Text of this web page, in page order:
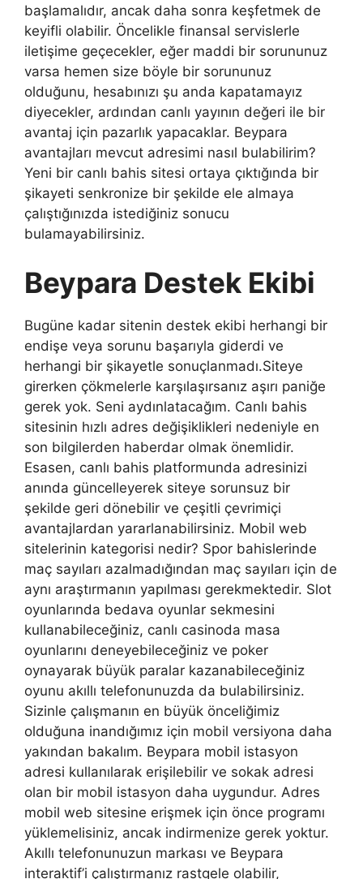
başlamalıdır, ancak daha sonra keşfetmek de
keyifli olabilir. Öncelikle finansal servislerle
iletişime geçecekler, eğer maddi bir sorununuz
varsa hemen size böyle bir sorununuz
olduğunu, hesabınızı şu anda kapatamayız
diyecekler, ardından canlı yayının değeri ile bir
avantaj için pazarlık yapacaklar. Beypara
avantajları mevcut adresimi nasıl bulabilirim?
Yeni bir canlı bahis sitesi ortaya çıktığında bir
şikayeti senkronize bir şekilde ele almaya
çalıştığınızda istediğiniz sonucu
bulamayabilirsiniz.
Beypara Destek Ekibi
Bugüne kadar sitenin destek ekibi herhangi bir
endişe veya sorunu başarıyla giderdi ve
herhangi bir şikayetle sonuçlanmadı.Siteye
girerken çökmelerle karşılaşırsanız aşırı paniğe
gerek yok. Seni aydınlatacağım. Canlı bahis
sitesinin hızlı adres değişiklikleri nedeniyle en
son bilgilerden haberdar olmak önemlidir.
Esasen, canlı bahis platformunda adresinizi
anında güncelleyerek siteye sorunsuz bir
şekilde geri dönebilir ve çeşitli çevrimiçi
avantajlardan yararlanabilirsiniz. Mobil web
sitelerinin kategorisi nedir? Spor bahislerinde
maç sayıları azalmadığından maç sayıları için de
aynı araştırmanın yapılması gerekmektedir. Slot
oyunlarında bedava oyunlar sekmesini
kullanabileceğiniz, canlı casinoda masa
oyunlarını deneyebileceğiniz ve poker
oynayarak büyük paralar kazanabileceğiniz
oyunu akıllı telefonunuzda da bulabilirsiniz.
Sizinle çalışmanın en büyük önceliğimiz
olduğuna inandığımız için mobil versiyona daha
yakından bakalım. Beypara mobil istasyon
adresi kullanılarak erişilebilir ve sokak adresi
olan bir mobil istasyon daha uygundur. Adres
mobil web sitesine erişmek için önce programı
yüklemelisiniz, ancak indirmenize gerek yoktur.
Akıllı telefonunuzun markası ve Beypara
interaktif’i çalıştırmanız rastgele olabilir,